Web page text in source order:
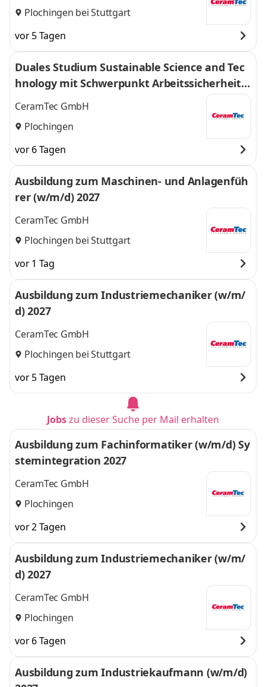
Plochingen bei Stuttgart
vor 5 Tagen
Duales Studium Sustainable Science and Tec
hnology mit Schwerpunkt Arbeitssicherheit
(Bachelor of Science 2027)
CeramTec GmbH
Plochingen
vor 6 Tagen
Ausbildung zum Maschinen- und Anlagenfüh
rer (w/m/d) 2027
CeramTec GmbH
Plochingen bei Stuttgart
vor 1 Tag
Ausbildung zum Industriemechaniker (w/m/
d) 2027
CeramTec GmbH
Plochingen bei Stuttgart
vor 5 Tagen
Jobszu dieser Suche per Mail erhalten
Ausbildung zum Fachinformatiker (w/m/d) Sy
stemintegration 2027
CeramTec GmbH
Plochingen
vor 2 Tagen
Ausbildung zum Industriemechaniker (w/m/
d) 2027
CeramTec GmbH
Plochingen
vor 6 Tagen
Ausbildung zum Industriekaufmann (w/m/d)